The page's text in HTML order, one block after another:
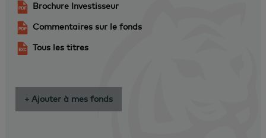
Brochure Investisseur
Commentaires sur le fonds
Tous les titres
+ Ajouter à mes fonds